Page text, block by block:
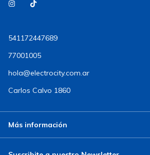
541172447689
77001005
hola@electrocity.com.ar
Carlos Calvo 1860
Más información